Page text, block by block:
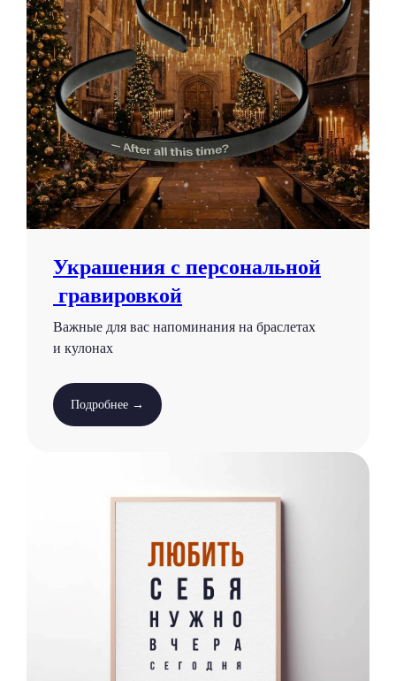
Украшения с персональной
гравировкой
Важные для вас напоминания на браслетах
и кулонах
Подробнее →